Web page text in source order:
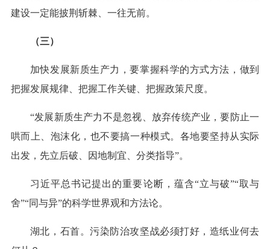
建设一定能披荆斩棘、一往无前。
（三）
加快发展新质生产力，要掌握科学的方式方法，做到
把握发展规律、把握工作关键、把握政策尺度。
“发展新质生产力不是忽视、放弃传统产业，要防止一
哄而上、泡沫化，也不要搞一种模式。各地要坚持从实际
出发，先立后破、因地制宜、分类指导”。
习近平总书记提出的重要论断，蕴含“立与破”“取与
舍”“同与异”的科学世界观和方法论。
湖北，石首。污染防治攻坚战必须打好，造纸业何去